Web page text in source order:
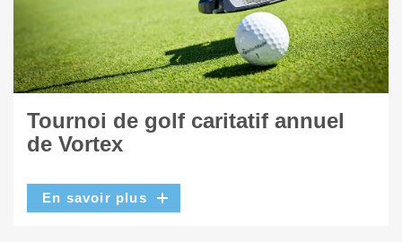
Tournoi de golf caritatif annuel
de Vortex
En savoir plus